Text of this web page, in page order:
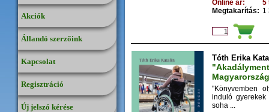
Akciók
Állandó szerzőink
Kapcsolat
Regisztráció
Új jelszó kérése
Online ár:
5
Megtakarítás: 1
Tóth Erika
"Könyvemben
induló gyerekek
soha ...